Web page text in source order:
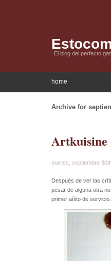
El blog del perfecto
home
Archive for
Artkuisine
martes, septiembre
Después de ver las
pesar de alguna otra
primer añito de servicio.